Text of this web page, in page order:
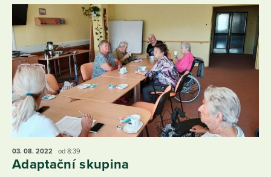
03. 08. 2022 od 8:39
Adaptační skupina